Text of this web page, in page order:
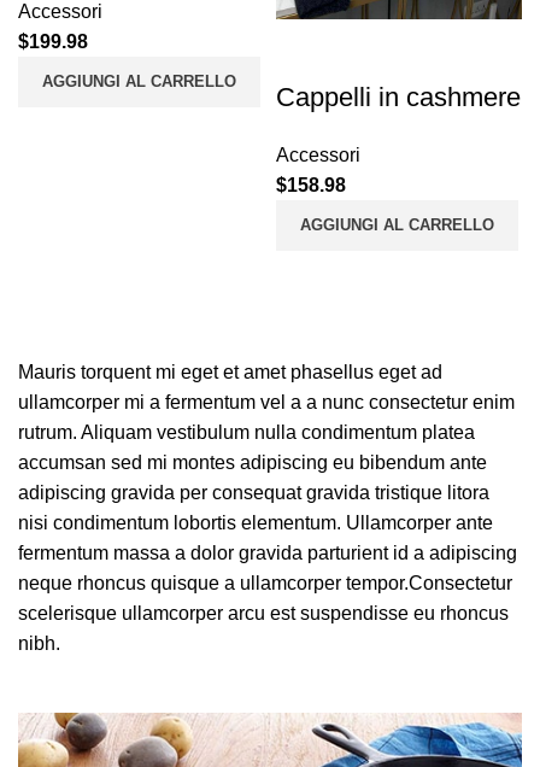
Accessori
$199.98
AGGIUNGI AL CARRELLO
Cappelli in cashmere
Accessori
$158.98
AGGIUNGI AL CARRELLO
Mauris torquent mi eget et amet phasellus eget ad
ullamcorper mi a fermentum vel a a nunc consectetur enim
rutrum. Aliquam vestibulum nulla condimentum platea
accumsan sed mi montes adipiscing eu bibendum ante
adipiscing gravida per consequat gravida tristique litora
nisi condimentum lobortis elementum. Ullamcorper ante
fermentum massa a dolor gravida parturient id a adipiscing
neque rhoncus quisque a ullamcorper tempor.Consectetur
scelerisque ullamcorper arcu est suspendisse eu rhoncus
nibh.